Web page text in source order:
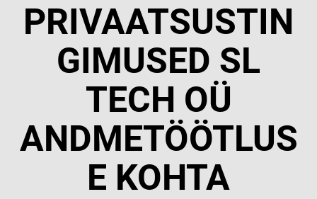
PRIVAATSUSTIN
GIMUSED SL
TECH OÜ
ANDMETÖÖTLUS
E KOHTA